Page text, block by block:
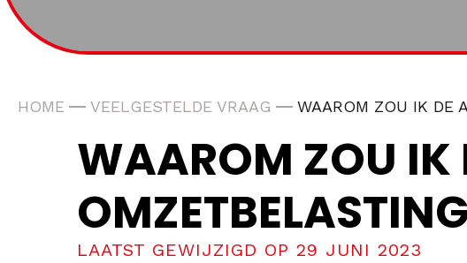
HOME VEELGESTELDE VRAAG WAAROM ZOU IK DE
WAAROM ZOU IK
LAATST GEWIJZIGD OP 29 JUNI 2023